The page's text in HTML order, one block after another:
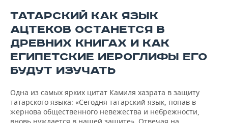
ТАТАРСКИЙ КАК ЯЗЫК
АЦТЕКОВ ОСТАНЕТСЯ В
ДРЕВНИХ КНИГАХ И КАК
ЕГИПЕТСКИЕ ИЕРОГЛИФЫ ЕГО
БУДУТ ИЗУЧАТЬ
Одна из самых ярких цитат Камиля хазрата в защиту
татарского языка: «Сегодня татарский язык, попав в
жернова общественного невежества и небрежности,